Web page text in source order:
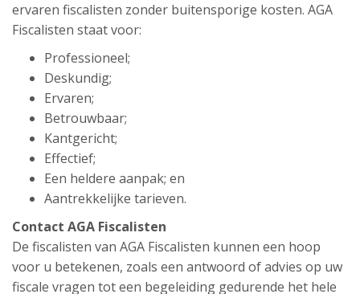
ervaren fiscalisten zonder buitensporige kosten. AGA
Fiscalisten staat voor:
Professioneel;
Deskundig;
Ervaren;
Betrouwbaar;
Kantgericht;
Effectief;
Een heldere aanpak; en
Aantrekkelijke tarieven.
Contact AGA Fiscalisten
De fiscalisten van AGA Fiscalisten kunnen een hoop
voor u betekenen, zoals een antwoord of advies op uw
fiscale vragen tot een begeleiding gedurende het hele